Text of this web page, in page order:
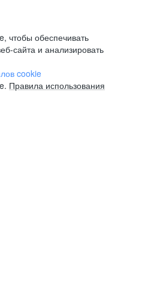
чтобы обеспечивать
сайта и анализировать
cookie
Правила использования